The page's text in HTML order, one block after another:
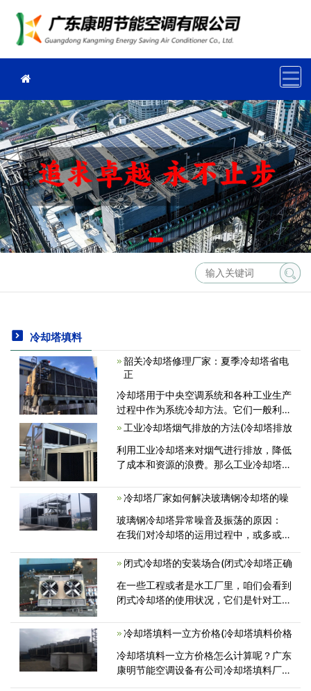
冷却塔填料
韶关冷却塔修理厂家：夏季冷却塔省电
正
冷却塔用于中央空调系统和各种工业生产
过程中作为系统冷却方法。它们一般利用
水的蒸发将热量传递到大气中。因而在冷
冷却塔需要很多的能量，这里所<
工业冷却塔烟气排放的方法(冷却塔排放
利用工业冷却塔来对烟气进行排放，降低
了成本和资源的浪费。那么工业冷却塔的
大家介绍一下： 1、通过烟道上的喇
冷却塔厂家如何解决玻璃钢冷却塔的噪
玻璃钢冷却塔异常噪音及振荡的原因：
在我们对冷却塔的运用过程中，或多或少
振荡，这并非玻璃钢冷却塔自身的问题，
而是日常匮缺对冷却塔的保护导致的，假
如<
闭式冷却塔的安装场合(闭式冷却塔正确
在一些工程或者是水工厂里，咱们会看到
闭式冷却塔的使用状况，它们是针对工程
了，这也是添加工程质量，进步工程的效
<
冷却塔填料一立方价格(冷却塔填料价格
冷却塔填料一立方价格怎么计算呢？广东
康明节能空调设备有公司冷却塔填料厂家